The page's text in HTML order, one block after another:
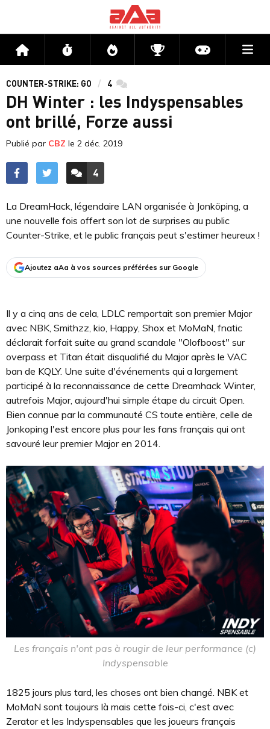
Accueil Flux Directs CompétitionsActu jeux
COUNTER-STRIKE: GO 4 commentaires
DH Winter : les Indyspensables
ont brillé, Forze aussi
Publié par CBZ le 2 déc. 2019
ACCÉDER AUX
4
COMMENTAIRES
La DreamHack, légendaire LAN organisée à Jonköping, a
une nouvelle fois offert son lot de surprises au public
Counter-Strike, et le public français peut s'estimer heureux !
Ajoutez aAa à vos sources préférées sur Google
Il y a cinq ans de cela, LDLC remportait son premier Major
avec NBK, Smithzz, kio, Happy, Shox et MoMaN, fnatic
déclarait forfait suite au grand scandale "Olofboost" sur
overpass et Titan était disqualifié du Major après le VAC
ban de KQLY. Une suite d'événements qui a largement
participé à la reconnaissance de cette Dreamhack Winter,
autrefois Major, aujourd'hui simple étape du circuit Open.
Bien connue par la communauté CS toute entière, celle de
Jonkoping l'est encore plus pour les fans français qui ont
savouré leur premier Major en 2014.
Les français n'ont pas à rougir de leur performance (c)
Indyspensable
1825 jours plus tard, les choses ont bien changé. NBK et
MoMaN sont toujours là mais cette fois-ci, c'est avec
Zerator et les Indyspensables que les joueurs français